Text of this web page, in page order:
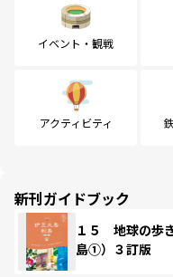
イベント・観戦
アクティビティ
新刊ガイドブック
１５ 地球の歩
島①）３訂版